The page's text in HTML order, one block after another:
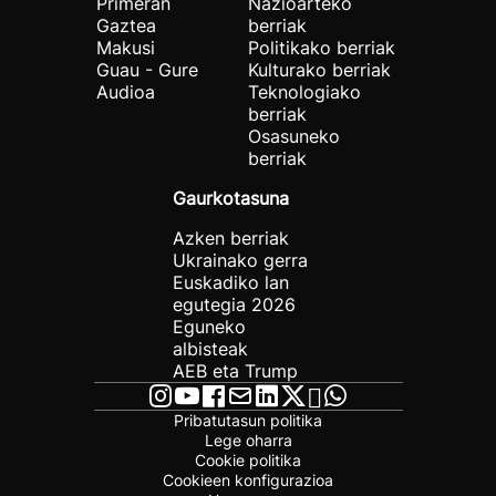
Gaztea
Makusi
Guau - Gure
Audioa
berriak
Politikako berriak
Kulturako berriak
Teknologiako
berriak
Osasuneko
berriak
Gaurkotasuna
Azken berriak
Ukrainako gerra
Euskadiko lan
egutegia 2026
Eguneko
albisteak
AEB eta Trump
Pribatutasun politika
Lege oharra
Cookie politika
Cookieen konfigurazioa